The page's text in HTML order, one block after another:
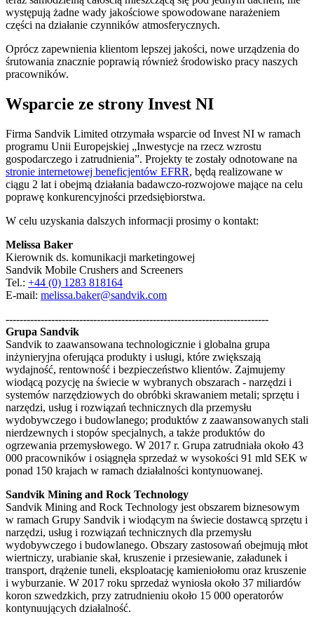
występują żadne wady jakościowe spowodowane narażeniem
części na działanie czynników atmosferycznych.
Oprócz zapewnienia klientom lepszej jakości, nowe urządzenia do
śrutowania znacznie poprawią również środowisko pracy naszych
pracowników.
Wsparcie ze strony Invest NI
Firma Sandvik Limited otrzymała wsparcie od Invest NI w ramach
programu Unii Europejskiej „Inwestycje na rzecz wzrostu
gospodarczego i zatrudnienia”. Projekty te zostały odnotowane na
stronie internetowej beneficjentów EFRR, będą realizowane w
ciągu 2 lat i obejmą działania badawczo-rozwojowe mające na celu
poprawę konkurencyjności przedsiębiorstwa.
W celu uzyskania dalszych informacji prosimy o kontakt:
Melissa Baker
Kierownik ds. komunikacji marketingowej
Sandvik Mobile Crushers and Screeners
Tel.: +44 (0) 1283 818164
E-mail: melissa.baker@sandvik.com
---------------------------------------------------------------------------
Grupa Sandvik
Sandvik to zaawansowana technologicznie i globalna grupa
inżynieryjna oferująca produkty i usługi, które zwiększają
wydajność, rentowność i bezpieczeństwo klientów. Zajmujemy
wiodącą pozycję na świecie w wybranych obszarach - narzędzi i
systemów narzędziowych do obróbki skrawaniem metali; sprzętu i
narzędzi, usług i rozwiązań technicznych dla przemysłu
wydobywczego i budowlanego; produktów z zaawansowanych stali
nierdzewnych i stopów specjalnych, a także produktów do
ogrzewania przemysłowego. W 2017 r. Grupa zatrudniała około 43
000 pracowników i osiągnęła sprzedaż w wysokości 91 mld SEK w
ponad 150 krajach w ramach działalności kontynuowanej.
Sandvik Mining and Rock Technology
Sandvik Mining and Rock Technology jest obszarem biznesowym
w ramach Grupy Sandvik i wiodącym na świecie dostawcą sprzętu i
narzędzi, usług i rozwiązań technicznych dla przemysłu
wydobywczego i budowlanego. Obszary zastosowań obejmują młot
wiertniczy, urabianie skał, kruszenie i przesiewanie, załadunek i
transport, drążenie tuneli, eksploatację kamieniołomu oraz kruszenie
i wyburzanie. W 2017 roku sprzedaż wyniosła około 37 miliardów
koron szwedzkich, przy zatrudnieniu około 15 000 operatorów
kontynuujących działalność.